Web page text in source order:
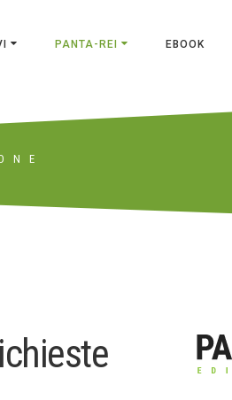
PANTA-REI EBOOK